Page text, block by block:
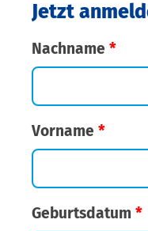
Jetzt
Nachname *
Vorname *
Geburtsdatum *